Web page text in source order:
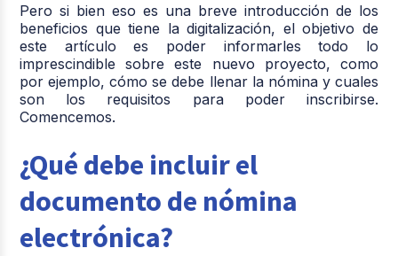
Pero si bien eso es una breve introducción de los
beneficios que tiene la digitalización, el objetivo de
este artículo es poder informarles todo lo
imprescindible sobre este nuevo proyecto, como
por ejemplo, cómo se debe llenar la nómina y cuales
son los requisitos para poder inscribirse.
Comencemos.
¿Qué debe incluir el
documento de nómina
electrónica?